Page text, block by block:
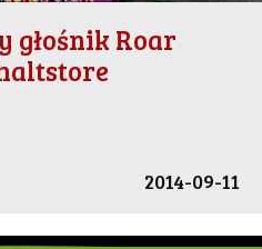
głośnik Roar
2014-09-11